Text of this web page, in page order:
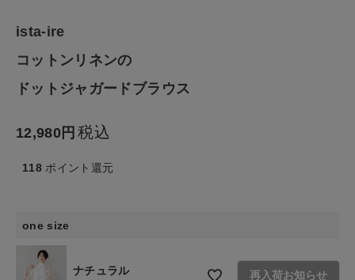
生活雑貨
食品
ギフト
全ての商品
CONTENTS
ista-ire
コットンリネンの
ドットジャガードブラウス
12,980 税込
118 ポイント還元
one size
ナチュラル 再入荷お知らせ